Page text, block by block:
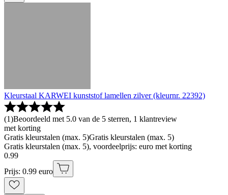
Kleurstaal KARWEI kunststof lamellen zilver (kleurnr. 22392)
(1)Beoordeeld met 5.0 van de 5 sterren, 1 klantreview
met korting
Gratis kleurstalen (max. 5)Gratis kleurstalen (max. 5)
Gratis kleurstalen (max. 5), voordeelprijs: euro met korting
0.99
Prijs: 0.99 euro